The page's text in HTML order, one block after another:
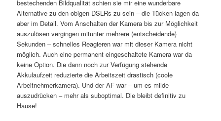
bestechenden Bildqualität schien sie mir eine wunderbare
Alternative zu den obigen DSLRs zu sein – die Tücken lagen da
aber im Detail. Vom Anschalten der Kamera bis zur Möglichkeit
auszulösen vergingen mitunter mehrere (entscheidende)
Sekunden – schnelles Reagieren war mit dieser Kamera nicht
möglich. Auch eine permanent eingeschaltete Kamera war da
keine Option. Die dann noch zur Verfügung stehende
Akkulaufzeit reduzierte die Arbeitszeit drastisch (coole
Arbeitnehmerkamera). Und der AF war – um es milde
auszudrücken – mehr als suboptimal. Die bleibt definitiv zu
Hause!